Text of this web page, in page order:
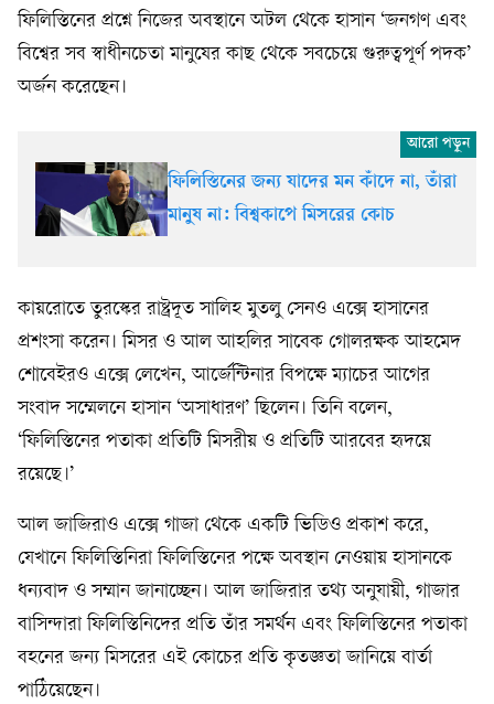
ফিলিস্তিনের প্রশ্নে নিজের অবস্থানে অটল থেকে হাসান ‘জনগণ এবং
বিশ্বের সব স্বাধীনচেতা মানুষের কাছ থেকে সবচেয়ে গুরুত্বপূর্ণ পদক’
অর্জন করেছেন।
ফিলিস্তিনের জন্য যাদের মন কাঁদে না, তাঁরা
মানুষ না: বিশ্বকাপে মিসরের কোচ
কায়রোতে তুরস্কের রাষ্ট্রদূত সালিহ মুতলু সেনও এক্সে হাসানের
প্রশংসা করেন। মিসর ও আল আহলির সাবেক গোলরক্ষক আহমেদ
শোবেইরও এক্সে লেখেন, আর্জেন্টিনার বিপক্ষে ম্যাচের আগের
সংবাদ সম্মেলনে হাসান ‘অসাধারণ’ ছিলেন। তিনি বলেন,
‘ফিলিস্তিনের পতাকা প্রতিটি মিসরীয় ও প্রতিটি আরবের হৃদয়ে
রয়েছে।’
আল জাজিরাও এক্সে গাজা থেকে একটি ভিডিও প্রকাশ করে,
যেখানে ফিলিস্তিনিরা ফিলিস্তিনের পক্ষে অবস্থান নেওয়ায় হাসানকে
ধন্যবাদ ও সম্মান জানাচ্ছেন। আল জাজিরার তথ্য অনুযায়ী, গাজার
বাসিন্দারা ফিলিস্তিনিদের প্রতি তাঁর সমর্থন এবং ফিলিস্তিনের পতাকা
বহনের জন্য মিসরের এই কোচের প্রতি কৃতজ্ঞতা জানিয়ে বার্তা
পাঠিয়েছেন।